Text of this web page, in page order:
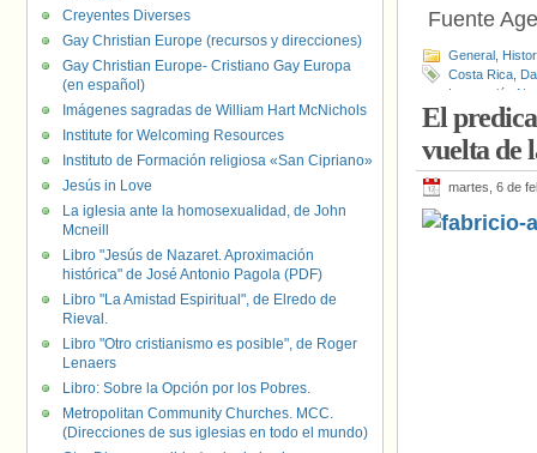
Fuente
General
Costa Rica
Integración
Ciudadana,
El
vuelta de
martes, 6 de
Creyentes Diverses
Gay Christian Europe (recursos y direcciones)
Gay Christian Europe- Cristiano Gay Europa
(en español)
Imágenes sagradas de William Hart McNichols
Institute for Welcoming Resources
Instituto de Formación religiosa «San Cipriano»
Jesús in Love
La iglesia ante la homosexualidad, de John
Mcneill
Libro "Jesús de Nazaret. Aproximación
histórica" de José Antonio Pagola (PDF)
Libro "La Amistad Espiritual", de Elredo de
Rieval.
Libro "Otro cristianismo es posible", de Roger
Lenaers
Libro: Sobre la Opción por los Pobres.
Metropolitan Community Churches. MCC.
(Direcciones de sus iglesias en todo el mundo)